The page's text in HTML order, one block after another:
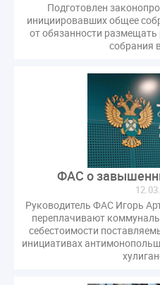
Подготовлен
инициировавших общее
от обязанности
собрания
ФАС о
Руководитель ФАС Игорь
переплачивают
себестоимости
инициативах